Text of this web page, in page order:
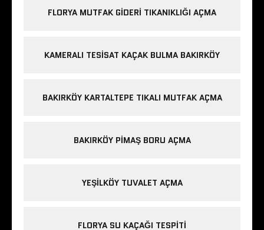
FLORYA MUTFAK GIDERI TIKANIKLIĞI AÇMA
KAMERALI TESISAT KAÇAK BULMA BAKIRKÖY
BAKIRKÖY KARTALTEPE TIKALI MUTFAK AÇMA
BAKIRKÖY PIMAŞ BORU AÇMA
YEŞILKÖY TUVALET AÇMA
FLORYA SU KAÇAĞI TESPITI